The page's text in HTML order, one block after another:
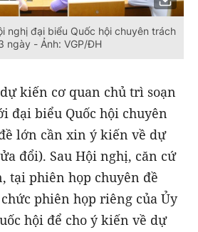
nghị đại biểu Quốc hội chuyên trách
ngày - Ảnh: VGP/ĐH
kiến cơ quan chủ trì soạn
đại biểu Quốc hội chuyên
lớn cần xin ý kiến về dự
đổi). Sau Hội nghị, căn cứ
tại phiên họp chuyên đề
phiên họp riêng của Ủy
hội để cho ý kiến về dự